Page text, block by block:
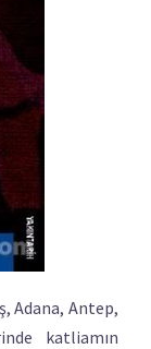
Adana, Antep,
katliamın